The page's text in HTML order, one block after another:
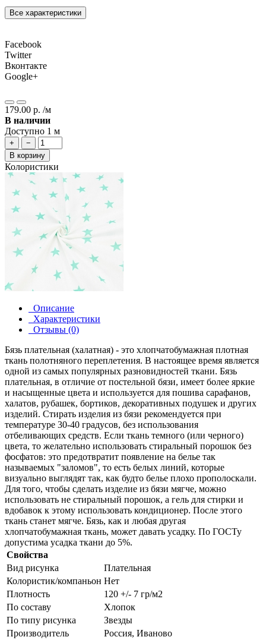
Все характеристики
Facebook
Twitter
Вконтакте
Google+
179.00 р. /м
В наличии
Доступно 1 м
+
−
В корзину
Колористики
Описание
Характеристики
Отзывы (0)
Бязь плательная (халатная) - это хлопчатобумажная плотная
ткань полотняного переплетения. В настоящее время является
одной из самых популярных разновидностей ткани. Бязь
плательная, в отличие от постельной бязи, имеет более яркие
и насыщенные цвета и используется для пошива сарафанов,
халатов, рубашек, бортиков, декоративных подушек и других
изделий. Стирать изделия из бязи рекомендуется при
температуре 30-40 градусов, без использования
отбеливающих средств. Если ткань темного (или черного)
цвета, то желательно использовать стиральный порошок без
фосфатов: это предотвратит появление на белье так
называемых "заломов", то есть белых линий, которые
визуально выглядят так, как будто белье плохо прополоскали.
Для того, чтобы сделать изделие из бязи мягче, можно
использовать не стиральный порошок, а гель для стирки и
вдобавок к этому использовать кондиционер. После этого
ткань станет мягче. Бязь, как и любая другая
хлопчатобумажная ткань, может давать усадку. По ГОСТу
допустима усадка ткани до 5%.
Свойства
Вид рисунка
Плательная
Колористик/компаньон Нет
Плотность
120 +/- 7 гр/м2
По составу
Хлопок
По типу рисунка
Звезды
Производитель
Россия, Иваново